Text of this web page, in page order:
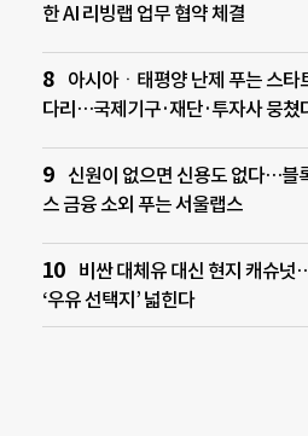
한 AI 리빙랩 업무 협약 체결
아시아ㆍ태평양 난제 푸는 스타
다리…국제기구·재단·투자사 뭉쳤
신원이 없으면 신용도 없다…블
스 금융 소외 푸는 서울랩스
비싼 대체유 대신 현지 캐슈넛
‘우유 선택지’ 넓힌다